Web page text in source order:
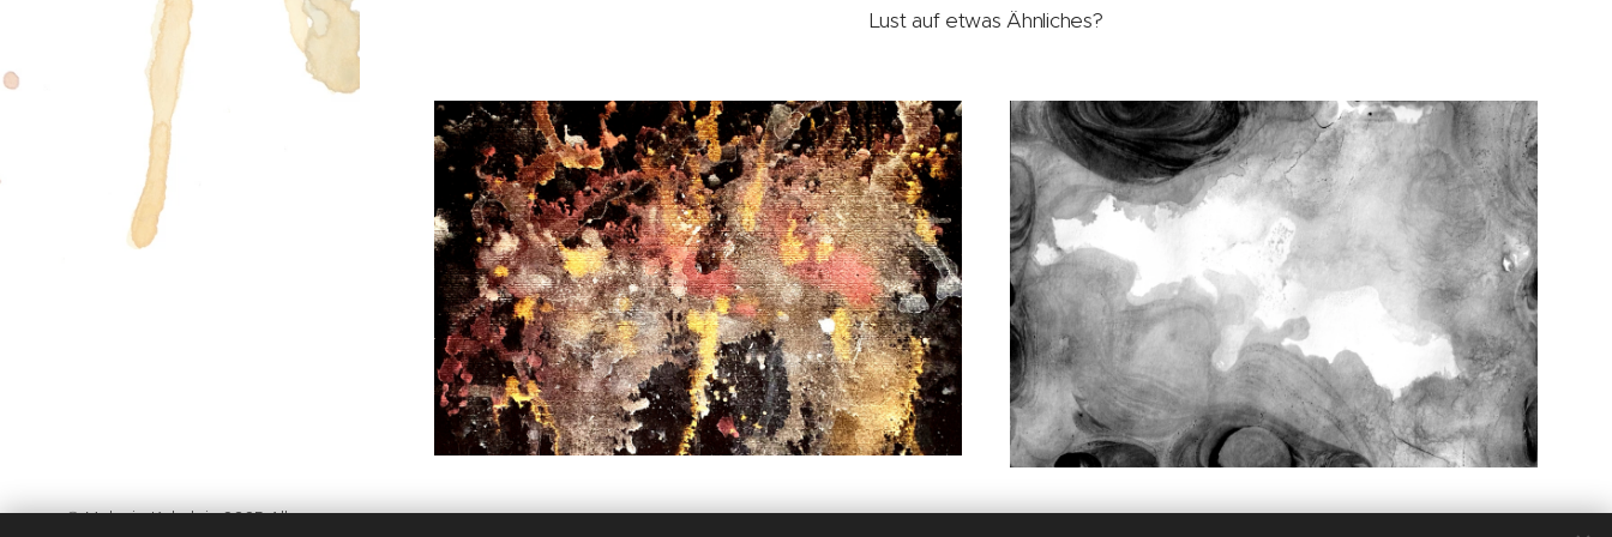
Lust auf etwas Ähnliches?
© Melanie Kuhnlein 2025 Alle